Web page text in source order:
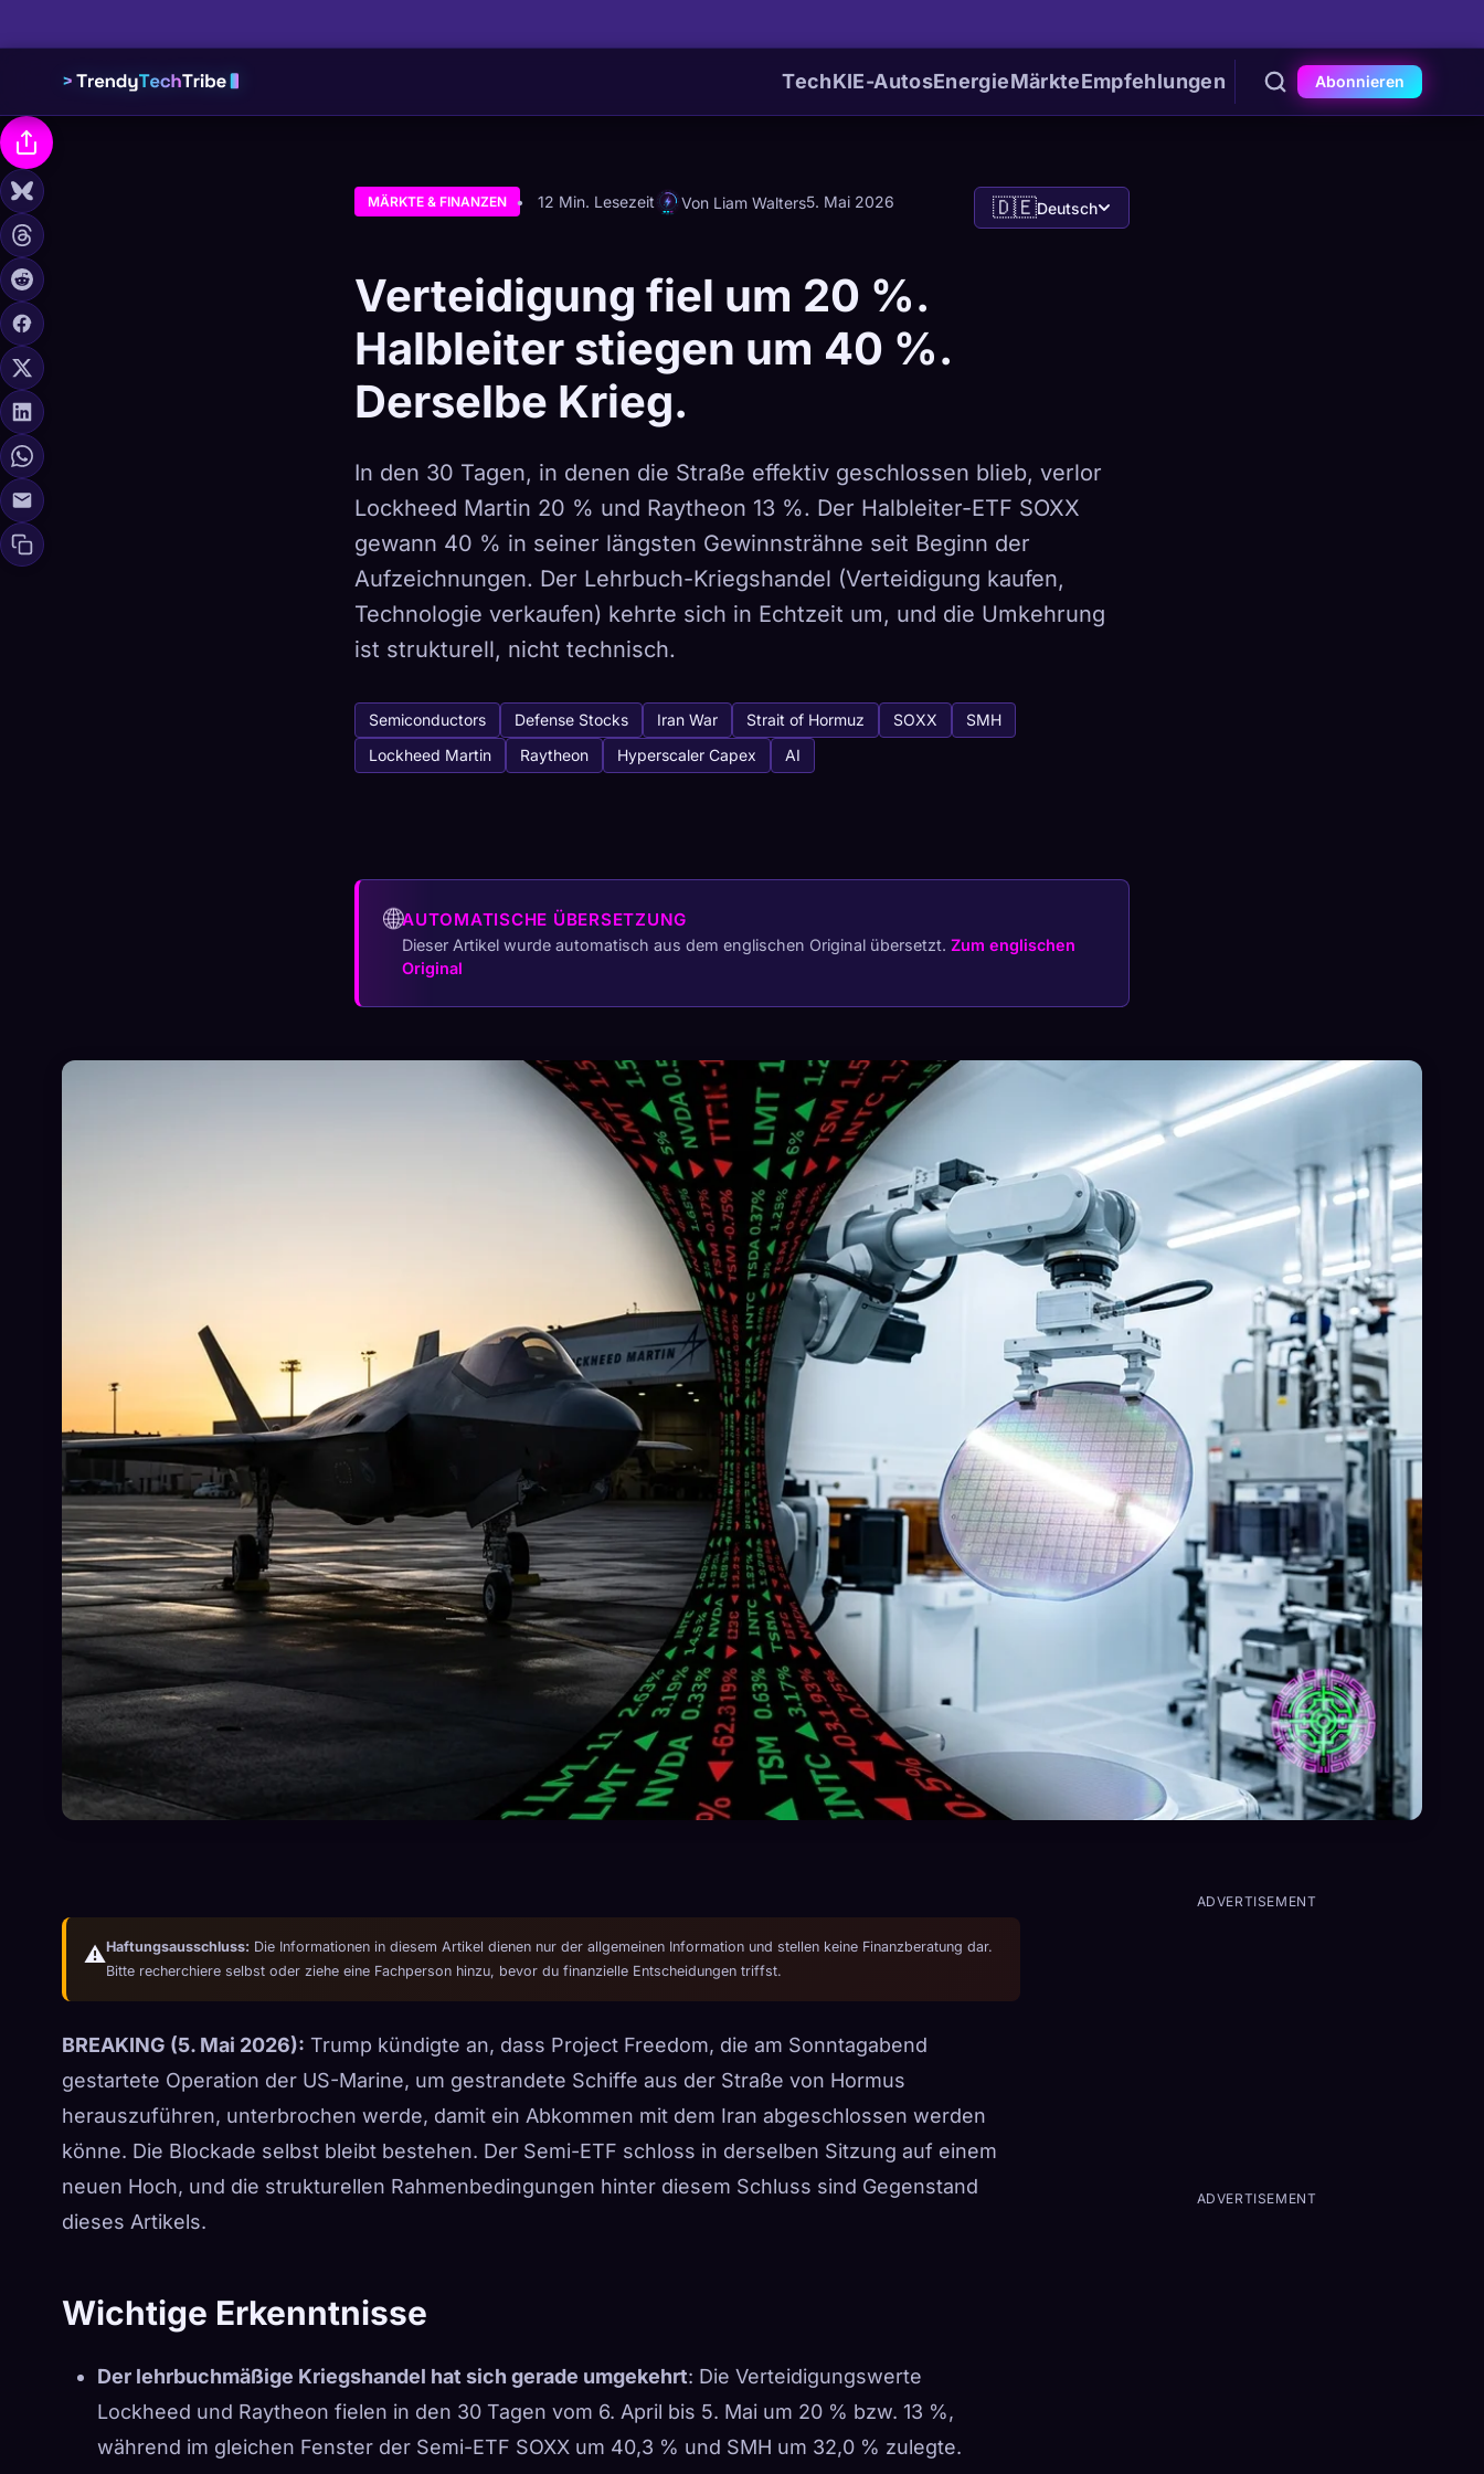
TechKIE-AutosEnergieMärkteEmpfehlungen Abonnieren
MÄRKTE & FINANZEN 12 Min. Lesezeit Von Liam Walters5. Mai 2026 🇩🇪Deutsch
Verteidigung fiel um 20 %.
Halbleiter stiegen um 40 %.
Derselbe Krieg.
In den 30 Tagen, in denen die Straße effektiv geschlossen blieb, verlor
Lockheed Martin 20 % und Raytheon 13 %. Der Halbleiter-ETF SOXX
gewann 40 % in seiner längsten Gewinnsträhne seit Beginn der
Aufzeichnungen. Der Lehrbuch-Kriegshandel (Verteidigung kaufen,
Technologie verkaufen) kehrte sich in Echtzeit um, und die Umkehrung
ist strukturell, nicht technisch.
Semiconductors Defense Stocks Iran War Strait of Hormuz SOXX
SMH
Lockheed Martin
Raytheon Hyperscaler Capex AI
🌐AUTOMATISCHE ÜBERSETZUNG
Dieser Artikel wurde automatisch aus dem englischen Original übersetzt. Zum englischen
Original
⚠️Haftungsausschluss: Die Informationen in diesem Artikel dienen nur der allgemeinen Information und stellen keine Finanzberatung dar.
Bitte recherchiere selbst oder ziehe eine Fachperson hinzu, bevor du finanzielle Entscheidungen triffst.
BREAKING (5. Mai 2026): Trump kündigte an, dass Project Freedom, die am Sonntagabend
gestartete Operation der US-Marine, um gestrandete Schiffe aus der Straße von Hormus
herauszuführen, unterbrochen werde, damit ein Abkommen mit dem Iran abgeschlossen werden
könne. Die Blockade selbst bleibt bestehen. Der Semi-ETF schloss in derselben Sitzung auf einem
neuen Hoch, und die strukturellen Rahmenbedingungen hinter diesem Schluss sind Gegenstand
dieses Artikels.
Wichtige Erkenntnisse
Der lehrbuchmäßige Kriegshandel hat sich gerade umgekehrt: Die Verteidigungswerte
Lockheed und Raytheon fielen in den 30 Tagen vom 6. April bis 5. Mai um 20 % bzw. 13 %,
während im gleichen Fenster der Semi-ETF SOXX um 40,3 % und SMH um 32,0 % zulegte.
ADVERTISEMENT
ADVERTISEMENT
🧬Xeno Database
Gesammelt: / 445 ×
☁️Speichere deine Sammlung auf allen Geräten